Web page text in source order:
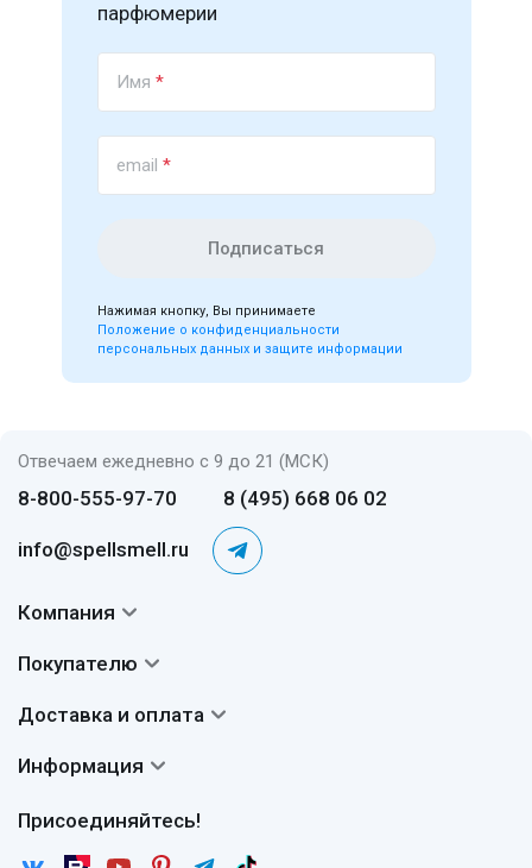
парфюмерии
Имя *
email *
Подписаться
Нажимая кнопку, Вы принимаете
Положение о конфиденциальности
персональных данных и защите информации
Отвечаем ежедневно с 9 до 21 (МСК)
8-800-555-97-70 8 (495) 668 06 02
info@spellsmell.ru
Присоединяйтесь!
Компания
Авторы
Сертификаты
Покупателю
Вопросы и ответы
Отзывы
Доставка и оплата
Доставка
Возврат
Информация